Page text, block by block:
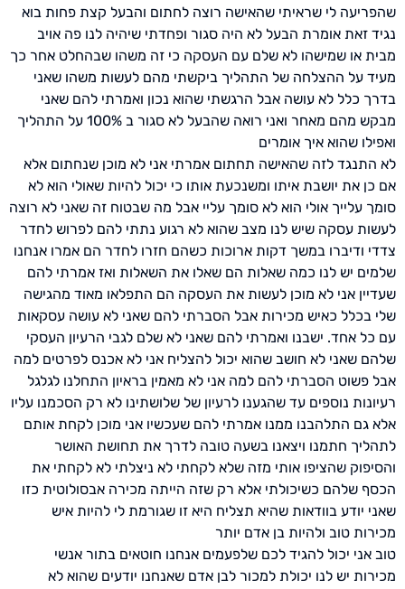
שהפריעה לי שראיתי שהאישה רוצה לחתום והבעל קצת פחות בוא
נגיד זאת אומרת הבעל לא היה סגור ופחדתי שיהיה לנו פה אויב
מבית או שמישהו לא שלם עם העסקה כי זה משהו שבהחלט אחר כך
מעיד על ההצלחה של התהליך ביקשתי מהם לעשות משהו שאני
בדרך כלל לא עושה אבל הרגשתי שהוא נכון ואמרתי להם שאני
מבקש מהם מאחר ואני רואה שהבעל לא סגור ב 100% על התהליך
ואפילו שהוא איך אומרים
לא התנגד לזה שהאישה תחתום אמרתי אני לא מוכן שנחתום אלא
אם כן את יושבת איתו ומשנכעת אותו כי יכול להיות שאולי הוא לא
סומך עלייך אולי הוא לא סומך עליי אבל מה שבטוח זה שאני לא רוצה
לעשות עסקה שיש לנו מצב שהוא לא רגוע נתתי להם לפרוש לחדר
צדדי ודיברו במשך דקות ארוכות כשהם חזרו לחדר הם אמרו אנחנו
שלמים יש לנו כמה שאלות הם שאלו את השאלות ואז אמרתי להם
שעדיין אני לא מוכן לעשות את העסקה הם התפלאו מאוד מהגישה
שלי בכלל כאיש מכירות אבל הסברתי להם שאני לא עושה עסקאות
עם כל אחד. ישבנו ואמרתי להם שאני לא שלם לגבי הרעיון העסקי
שלהם שאני לא חושב שהוא יכול להצליח אני לא אכנס לפרטים למה
אבל פשוט הסברתי להם למה אני לא מאמין בראיון התחלנו לגלגל
רעיונות נוספים עד שהגענו לרעיון של שלושתינו לא רק הסכמנו עליו
אלא גם התלהבנו ממנו אמרתי להם שעכשיו אני מוכן לקחת אותם
לתהליך חתמנו ויצאנו בשעה טובה לדרך את תחושת האושר
והסיפוק שהציפו אותי מזה שלא לקחתי לא ניצלתי לא לקחתי את
הכסף שלהם כשיכולתי אלא רק שזה הייתה מכירה אבסולוטית כזו
שאני יודע בוודאות שהיא תצליח היא זו שגורמת לי להיות איש
מכירות טוב ולהיות בן אדם יותר
טוב אני יכול להגיד לכם שלפעמים אנחנו חוטאים בתור אנשי
מכירות יש לנו יכולת למכור לבן אדם שאנחנו יודעים שהוא לא